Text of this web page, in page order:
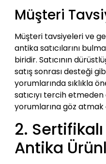
Müşteri
Müşteri tavsiyeleri ve
antika satıcılarını
biridir. Satıcının
satış sonrası desteği
yorumlarında sıklıkla
satıcıyı tercih
yorumlarına göz
2.
Antika